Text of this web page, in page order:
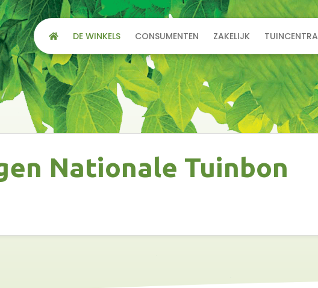
DE WINKELS CONSUMENTEN ZAKELIJK TUINCENTRA
Nationale Tuinbon